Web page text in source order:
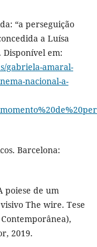
“a perseguição
a Luísa
Disponível em:
gabriela-amaral-
nacional-a-
Barcelona:
poiese de um
The wire. Tese
2019.